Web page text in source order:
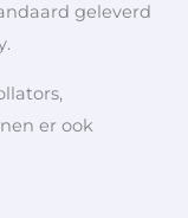
geleverd
er ook